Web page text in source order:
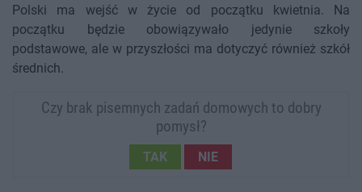
Polski ma wejść w życie od początku kwietnia. Na
początku będzie obowiązywało jedynie szkoły
podstawowe, ale w przyszłości ma dotyczyć również szkół
średnich.
Czy brak pisemnych zadań domowych to dobry
pomysł?
TAK NIE